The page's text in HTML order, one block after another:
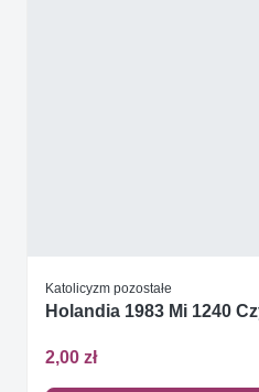
Katolicyzm pozostałe
Holandia 1983 Mi 1240
2,00 zł